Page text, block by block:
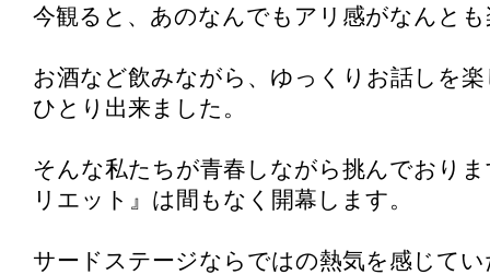
今観ると、あのなんでもアリ感がなんと
お酒など飲みながら、ゆっくりお話しを
ひとり出来ました。
そんな私たちが青春しながら挑んでおり
リエット』は間もなく開幕します。
サードステージならではの熱気を感じて